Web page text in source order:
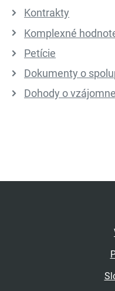
Kontrakty
Komplexné
Petície
Dokumenty o
Dohody o